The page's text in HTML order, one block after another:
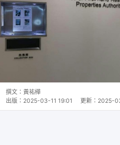
撰文： 黃祐樺
出版： 2025-03-11 19:01 更新： 2025-